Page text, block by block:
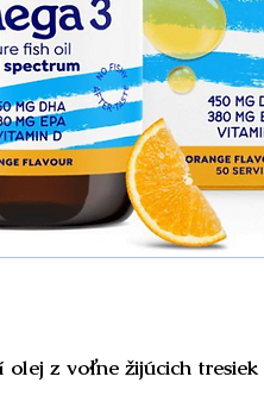
z voľne žijúcich tresiek